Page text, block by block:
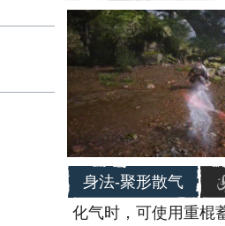
身法-聚形散气
化气时，可使用重棍